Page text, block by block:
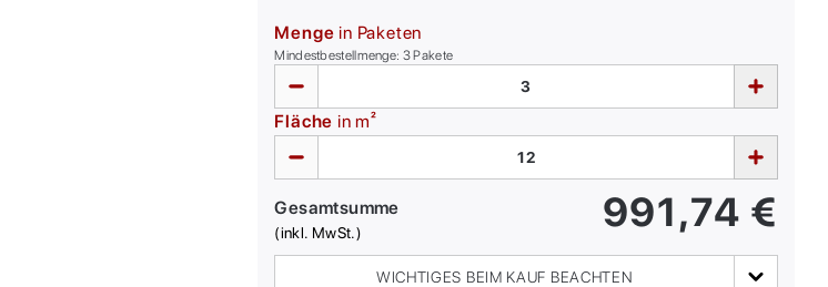
Menge in Paketen
Mindestbestellmenge: 3Pakete
Fläche in m²
Gesamtsumme
(inkl. MwSt.) 991,74 €
WICHTIGES BEIM KAUF BEACHTEN